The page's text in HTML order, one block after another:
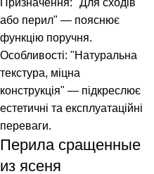
Перила сращенные
из ясеня